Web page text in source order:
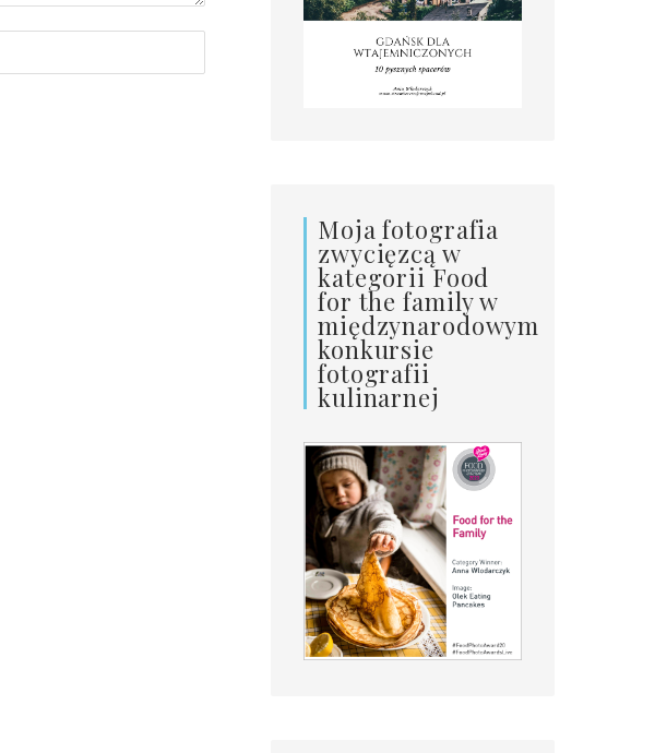
Moja fotografia
zwycięzcą w
kategorii Food
for the family w
międzynarodowym
konkursie
fotografii
kulinarnej